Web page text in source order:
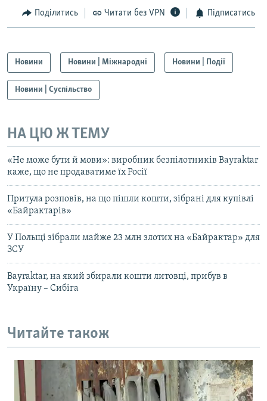
Поділитись Читати без VPN Підписатись
Новини Новини | Міжнародні Новини | Події
Новини | Суспільство
НА ЦЮ Ж ТЕМУ
«Не може бути й мови»: виробник безпілотників Bayraktar
каже, що не продаватиме їх Росії
Притула розповів, на що пішли кошти, зібрані для купівлі
«Байрактарів»
У Польщі зібрали майже 23 млн злотих на «Байрактар» для
ЗСУ
Bayraktar, на який збирали кошти литовці, прибув в
Україну – Сибіга
Читайте також